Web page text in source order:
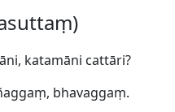
katamāni cattāri?
bhavaggaṃ.